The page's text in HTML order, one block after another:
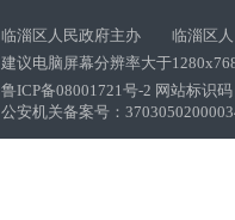
临淄区人民政府主办 临淄区人
建议电脑屏幕分辨率大于
鲁ICP备08001721号-2 网站标识
公安机关备案号：